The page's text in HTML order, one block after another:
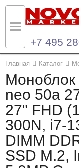
+7 495
Главная Каталог
Моноблок
neo 50a
27" FHD
300N, i7-
DIMM
SSD M.2,
Назад
Каталог продукции
Ноутбуки и ультрабуки
Компьютеры
Моноблоки
Назад
Контакты
Контактная